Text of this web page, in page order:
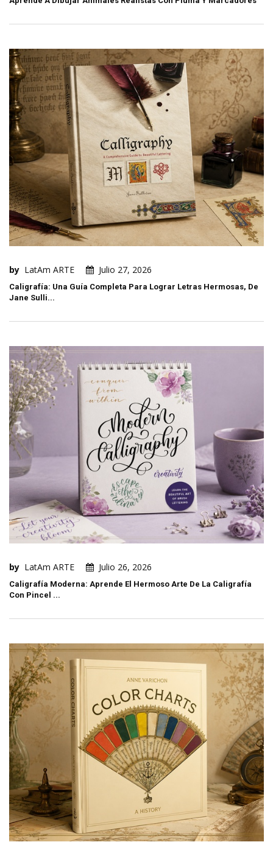
by LatAm ARTE Julio 27, 2026
Caligrafía: Una Guía Completa Para Lograr Letras Hermosas, De
Jane Sulli...
by LatAm ARTE Julio 26, 2026
Caligrafía Moderna: Aprende El Hermoso Arte De La Caligrafía
Con Pincel ...